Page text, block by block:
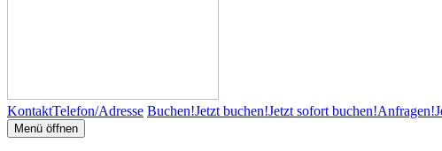
KontaktTelefon/Adresse Buchen!Jetzt buchen!Jetzt sofort buchen!Anfragen!
Menü öffnen